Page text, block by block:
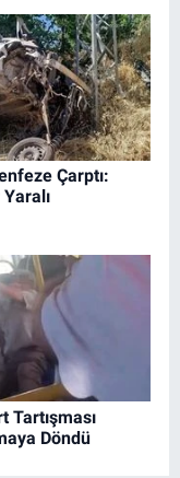
Çarptı:
Tartışması
Döndü